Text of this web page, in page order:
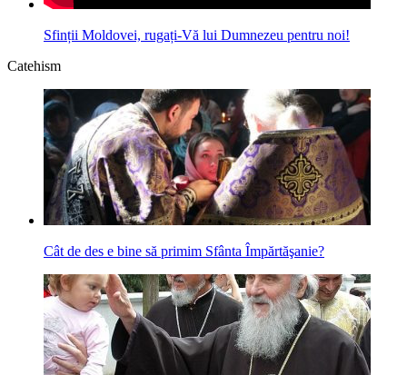
Sfinții Moldovei, rugați-Vă lui Dumnezeu pentru noi!
Catehism
Cât de des e bine să primim Sfânta Împărtăşanie?